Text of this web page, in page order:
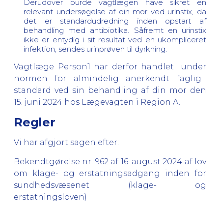
Derudover burde vagtlægen have sikret en
relevant undersøgelse af din mor ved urinstix, da
det er standardudredning inden opstart af
behandling med antibiotika. Såfremt en urinstix
ikke er entydig i sit resultat ved en ukompliceret
infektion, sendes urinprøven til dyrkning.
Vagtlæge Person1 har derfor handlet
under
normen for almindelig anerkendt faglig
standard ved sin behandling af din mor den
15. juni 2024 hos Lægevagten i Region A.
Regler
Vi har afgjort sagen efter:
Bekendtgørelse nr. 962 af 16. august 2024 af lov
om klage- og erstatningsadgang inden for
sundhedsvæsenet (klage- og
erstatningsloven)